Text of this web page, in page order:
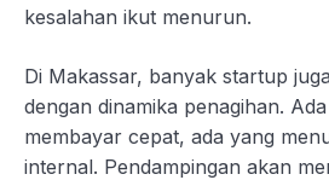
kesalahan ikut menurun.
Di Makassar, banyak startup
dengan dinamika penagihan.
membayar cepat, ada yang
internal. Pendampingan akan